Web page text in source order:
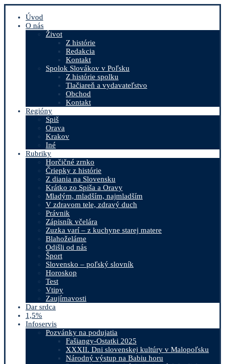
Úvod
O nás
Život
Z histórie
Redakcia
Kontakt
Spolok Slovákov v Poľsku
Z histórie spolku
Tlačiareň a vydavateľstvo
Obchod
Kontakt
Regióny
Spiš
Orava
Krakov
Iné
Rubriky
Horčičné zrnko
Čriepky z histórie
Z diania na Slovensku
Krátko zo Spiša a Oravy
Mladým, mladším, najmladším
V zdravom tele, zdravý duch
Právnik
Zápisník včelára
Zuzka varí – z kuchyne starej matere
Blahoželáme
Odišli od nás
Šport
Slovensko – poľský slovník
Horoskop
Test
Vtipy
Zaujímavosti
Dar srdca
1,5%
Infoservis
Pozvánky na podujatia
Fašiangy-Ostatki 2025
XXXII. Dni slovenskej kultúry v Malopoľsku
Národný výstup na Babiu horu